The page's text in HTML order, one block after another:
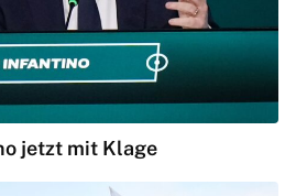
jetzt mit Klage